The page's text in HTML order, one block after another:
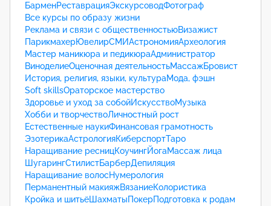
БарменРеставрацияЭкскурсоводФотограф
Все курсы по образу жизни
Реклама и связи с общественностьюВизажист
ПарикмахерЮвелирСМИАстрономияАрхеология
Мастер маникюра и педикюраАдминистратор
ВиноделиеОценочная деятельностьМассажБровист
История, религия, языки, культураМода, фэшн
Soft skillsОраторское мастерство
Здоровье и уход за собойИскусствоМузыка
Хобби и творчествоЛичностный рост
Естественные наукиФинансовая грамотность
ЭзотерикаАстрологияКиберспортТаро
Наращивание ресницКоучингЙогаМассаж лица
ШугарингСтилистБарберДепиляция
Наращивание волосНумерология
Перманентный макияжВязаниеКолористика
Кройка и шитьёШахматыПокерПодготовка к родам